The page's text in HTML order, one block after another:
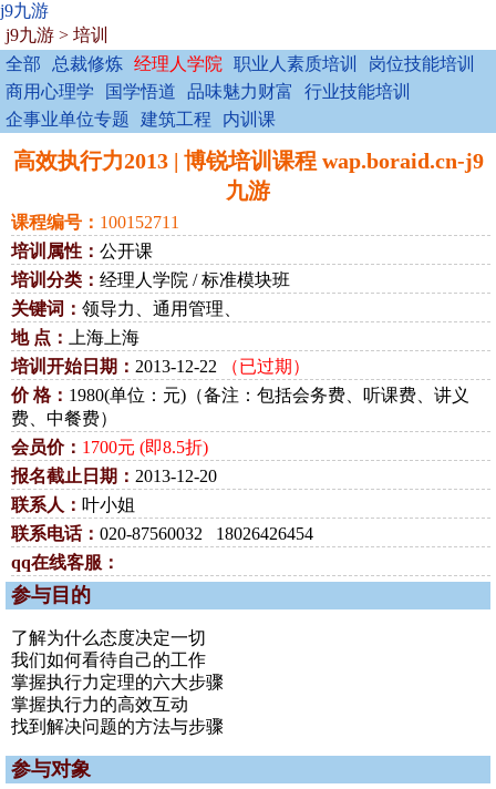
j9九游
j9九游 > 培训
全部
总裁修炼 经理人学院 职业人素质培训
岗位技能培训
商用心理学
国学悟道 品味魅力财富
行业技能培训
企事业单位专题
建筑工程 内训课
高效执行力2013 | 博锐培训课程 wap.boraid.cn-j9
九游
课程编号： 100152711
培训属性： 公开课
培训分类： 经理人学院 / 标准模块班
关键词： 领导力、通用管理、
地 点：
上海上海
培训开始日期： 2013-12-22
（已过期）
价 格： 1980(单位：元)（备注：包括会务费、听课费、讲义
费、中餐费）
会员价： 1700元 (即8.5折)
报名截止日期： 2013-12-20
联系人： 叶小姐
联系电话： 020-87560032 18026426454
qq在线客服：
参与目的
了解为什么态度决定一切
我们如何看待自己的工作
掌握执行力定理的六大步骤
掌握执行力的高效互动
找到解决问题的方法与步骤
参与对象